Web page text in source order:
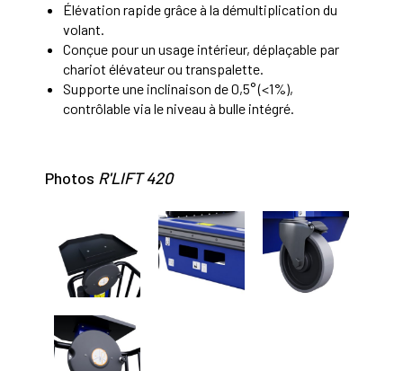
Élévation rapide grâce à la démultiplication du
volant.
Conçue pour un usage intérieur, déplaçable par
chariot élévateur ou transpalette.
Supporte une inclinaison de 0,5° (<1%),
contrôlable via le niveau à bulle intégré.
Photos R'LIFT 420